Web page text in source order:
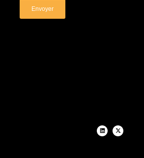
Envoyer